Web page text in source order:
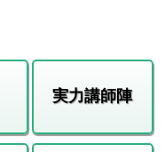
実力講師陣